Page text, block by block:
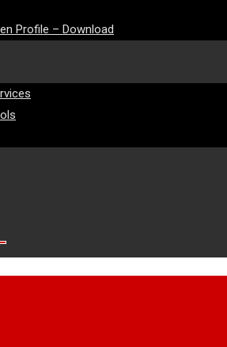
Profile – Download